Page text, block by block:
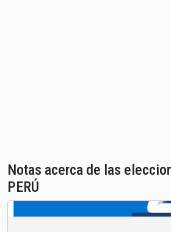
Notas acerca de las
PERÚ